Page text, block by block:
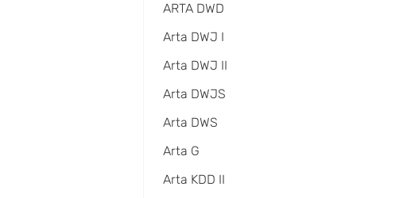
ARTA DWD
Arta DWJ I
Arta DWJ II
Arta DWJS
Arta DWS
Arta G
Arta KDD II